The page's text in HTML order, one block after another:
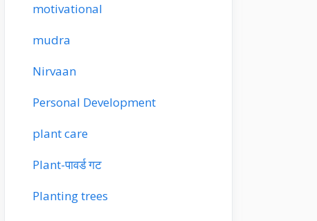
motivational
mudra
Nirvaan
Personal Development
plant care
Plant-पावर्ड गट
Planting trees